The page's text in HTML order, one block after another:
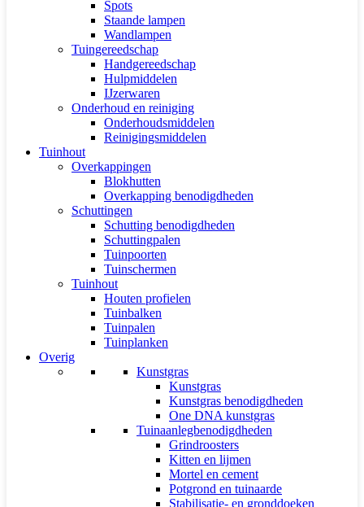
Spots
Staande lampen
Wandlampen
Tuingereedschap
Handgereedschap
Hulpmiddelen
IJzerwaren
Onderhoud en reiniging
Onderhoudsmiddelen
Reinigingsmiddelen
Tuinhout
Overkappingen
Blokhutten
Overkapping benodigdheden
Schuttingen
Schutting benodigdheden
Schuttingpalen
Tuinpoorten
Tuinschermen
Tuinhout
Houten profielen
Tuinbalken
Tuinpalen
Tuinplanken
Overig
Kunstgras
Kunstgras
Kunstgras benodigdheden
One DNA kunstgras
Tuinaanlegbenodigdheden
Grindroosters
Kitten en lijmen
Mortel en cement
Potgrond en tuinaarde
Stabilisatie- en gronddoeken